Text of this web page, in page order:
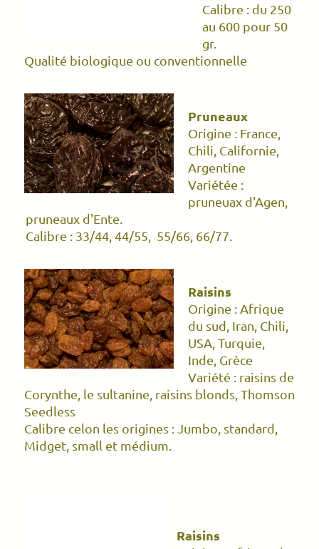
Calibre : du 250
au 600 pour 50
gr.
Qualité biologique ou conventionnelle
Pruneaux
Origine : France,
Chili, Californie,
Argentine
Variétée :
pruneuax d'Agen,
pruneaux d'Ente.
Calibre : 33/44, 44/55, 55/66, 66/77.
Raisins
Origine : Afrique
du sud, Iran, Chili,
USA, Turquie,
Inde, Grèce
Variété : raisins de
Corynthe, le sultanine, raisins blonds, Thomson
Seedless
Calibre celon les origines : Jumbo, standard,
Midget, small et médium.
Raisins